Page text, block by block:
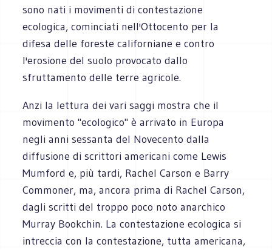
sono nati i movimenti di contestazione
ecologica, cominciati nell'Ottocento per la
difesa delle foreste californiane e contro
l'erosione del suolo provocato dallo
sfruttamento delle terre agricole.
Anzi la lettura dei vari saggi mostra che il
movimento "ecologico" è arrivato in Europa
negli anni sessanta del Novecento dalla
diffusione di scrittori americani come Lewis
Mumford e, più tardi, Rachel Carson e Barry
Commoner, ma, ancora prima di Rachel Carson,
dagli scritti del troppo poco noto anarchico
Murray Bookchin. La contestazione ecologica si
intreccia con la contestazione, tutta americana,